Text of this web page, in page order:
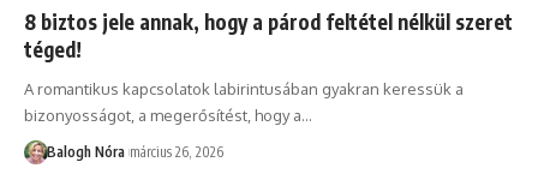
8 biztos jele annak, hogy a párod feltétel nélkül szeret
téged!
A romantikus kapcsolatok labirintusában gyakran keressük a
bizonyosságot, a megerősítést, hogy a…
Balogh Nóra március 26, 2026